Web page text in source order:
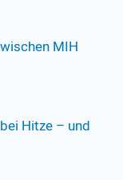
MIH
Hitze – und